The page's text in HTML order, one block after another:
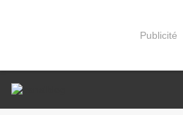
Publicité